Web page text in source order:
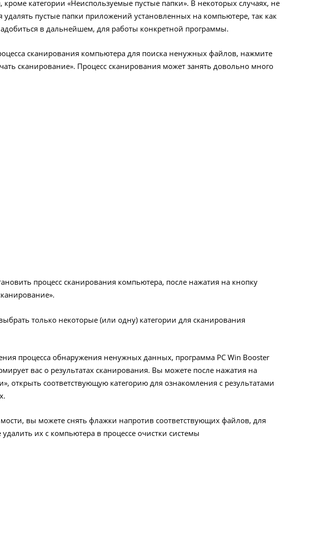
кроме категории «Неиспользуемые пустые папки». В некоторых случаях, не
удалять пустые папки приложений установленных на компьютере, так как
в дальнейшем, для работы конкретной программы.
сканирования компьютера для поиска ненужных файлов, нажмите
сканирование». Процесс сканирования может занять довольно много
процесс сканирования компьютера, после нажатия на кнопку
только некоторые (или одну) категории для сканирования
процесса обнаружения ненужных данных, программа PC Win Booster
вас о результатах сканирования. Вы можете после нажатия на
открыть соответствующую категорию для ознакомления с результатами
вы можете снять флажки напротив соответствующих файлов, для
удалить их с компьютера в процессе очистки системы